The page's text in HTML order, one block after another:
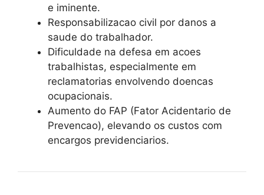
e iminente.
Responsabilizacao civil por danos a
saude do trabalhador.
Dificuldade na defesa em acoes
trabalhistas, especialmente em
reclamatorias envolvendo doencas
ocupacionais.
Aumento do FAP (Fator Acidentario de
Prevencao), elevando os custos com
encargos previdenciarios.